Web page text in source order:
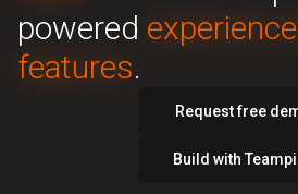
powered
features
features.
Request free
Build with